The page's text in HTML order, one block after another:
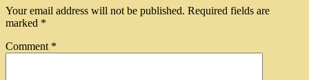
Your email address will not be published. Required fields are
marked *
Comment *